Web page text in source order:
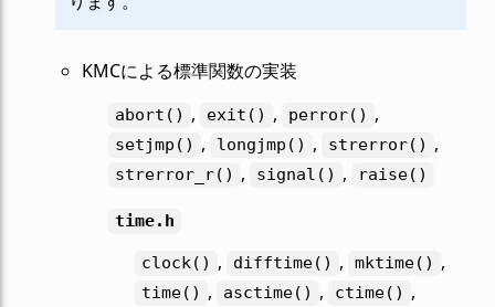
KMCによる標準関数の実装
abort() , exit() , perror() ,
setjmp() , longjmp() , strerror() ,
strerror_r() , signal() , raise()
time.h
clock() , difftime() , mktime() ,
time() , asctime() , ctime() ,